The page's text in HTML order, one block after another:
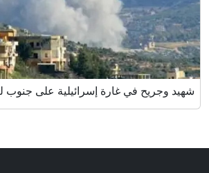
شهيد وجريح في غارة إسرائيلية على جنوب